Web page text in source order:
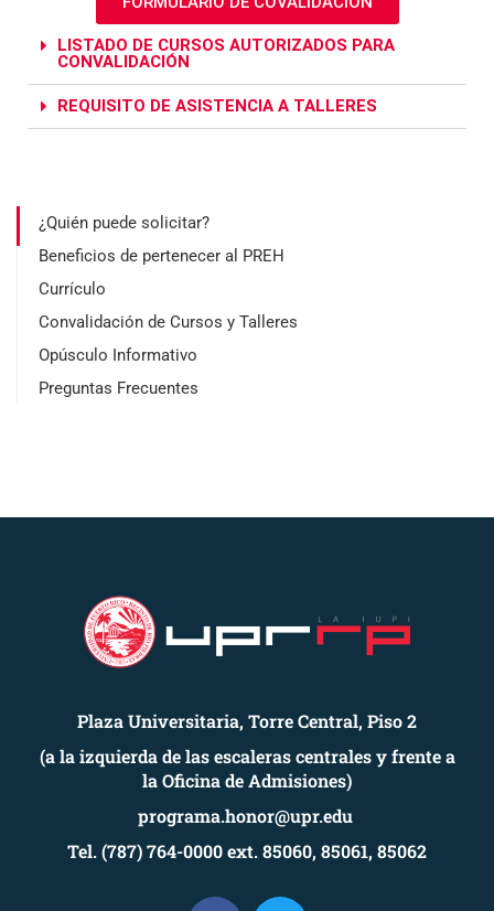
LISTADO DE CURSOS AUTORIZADOS PARA
CONVALIDACIÓN
REQUISITO DE ASISTENCIA A TALLERES
¿Quién puede solicitar?
Beneficios de pertenecer al PREH
Currículo
Convalidación de Cursos y Talleres
Opúsculo Informativo
Preguntas Frecuentes
Plaza Universitaria, Torre Central, Piso 2
(a la izquierda de las escaleras centrales y frente a
la Oficina de Admisiones)
programa.honor@upr.edu
Tel. (787) 764-0000 ext. 85060, 85061, 85062